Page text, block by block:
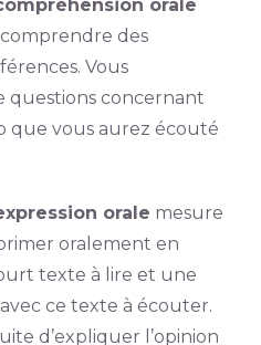
orale
des
Vous
questions concernant
que vous aurez écouté
orale mesure
oralement en
texte à lire et une
ce texte à écouter.
d’expliquer l’opinion